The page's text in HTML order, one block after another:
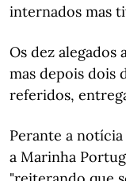
internados mas
Os dez alegados
mas depois dois
referidos,
Perante a
a Marinha